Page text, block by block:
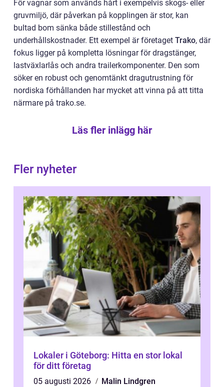
För vagnar som används hårt i exempelvis skogs- eller
gruvmiljö, där påverkan på kopplingen är stor, kan
bultad bom sänka både stillestånd och
underhållskostnader. Ett exempel är företaget Trako, där
fokus ligger på kompletta lösningar för dragstänger,
lastväxlarlås och andra trailerkomponenter. Den som
söker en robust och genomtänkt dragutrustning för
nordiska förhållanden har mycket att vinna på att titta
närmare på trako.se.
Läs fler inlägg här
Fler nyheter
Lokaler i Göteborg: Hitta en stor lokal
för ditt företag
05 augusti 2026
Malin Lindgren